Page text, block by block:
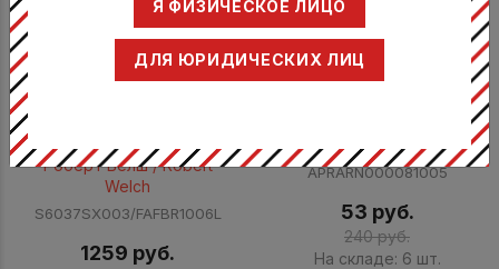
Ложка десертная 18,4 см,
Роберт Велш / Robert
Welch
S6037SX003/FAFBR1006L
1259 руб.
Ариана / Ariane
APRARN000081005
53 руб.
240 руб.
На складе: 6 шт.
Я ФИЗИЧЕСКОЕ ЛИЦО
ДЛЯ ЮРИДИЧЕСКИХ ЛИЦ